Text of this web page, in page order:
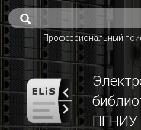
Профессиональный
ПГНИУ